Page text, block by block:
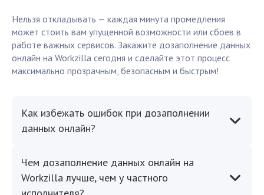
Нельзя откладывать — каждая минута промедления
может стоить вам упущенной возможности или сбоев в
работе важных сервисов. Закажите дозаполнение данных
онлайн на Workzilla сегодня и сделайте этот процесс
максимально прозрачным, безопасным и быстрым!
Как избежать ошибок при дозаполнении
данных онлайн?
Чем дозаполнение данных онлайн на
Workzilla лучше, чем у частного